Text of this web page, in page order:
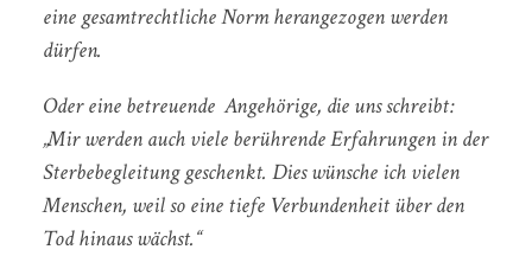
eine gesamtrechtliche Norm herangezogen werden
dürfen.
Oder eine betreuende Angehörige, die uns schreibt:
„Mir werden auch viele berührende Erfahrungen in der
Sterbebegleitung geschenkt. Dies wünsche ich vielen
Menschen, weil so eine tiefe Verbundenheit über den
Tod hinaus wächst.“